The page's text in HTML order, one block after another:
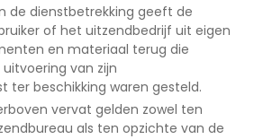
de dienstbetrekking geeft de
of het uitzendbedrijf uit eigen
en materiaal terug die
van zijn
ter beschikking waren gesteld.
vervat gelden zowel ten
als ten opzichte van de